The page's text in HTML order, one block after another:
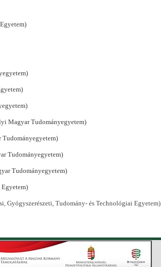
Magyar Tudományegyetem)
Tudományegyetem)
Tudományegyetem)
Tudományegyetem)
Gyógyszerészeti, Tudomány- és Technológiai Egyetem)